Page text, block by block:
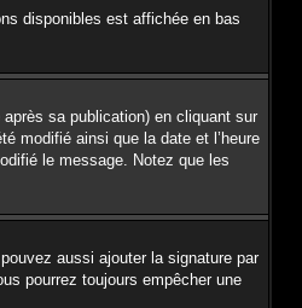
disponibles est affichée en bas
sa publication) en cliquant sur
modifié ainsi que la date et l’heure
le message. Notez que les
aussi ajouter la signature par
pourrez toujours empêcher une